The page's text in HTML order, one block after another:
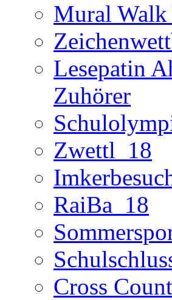
Mural
Lesepatin
Zuhörer
Zwettl_18
RaiBa_18
Cross